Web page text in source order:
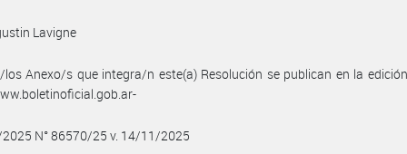
Lavigne
los Anexo/s que integra/n este(a) Resolución se publican en la
N° 86570/25 v. 14/11/2025